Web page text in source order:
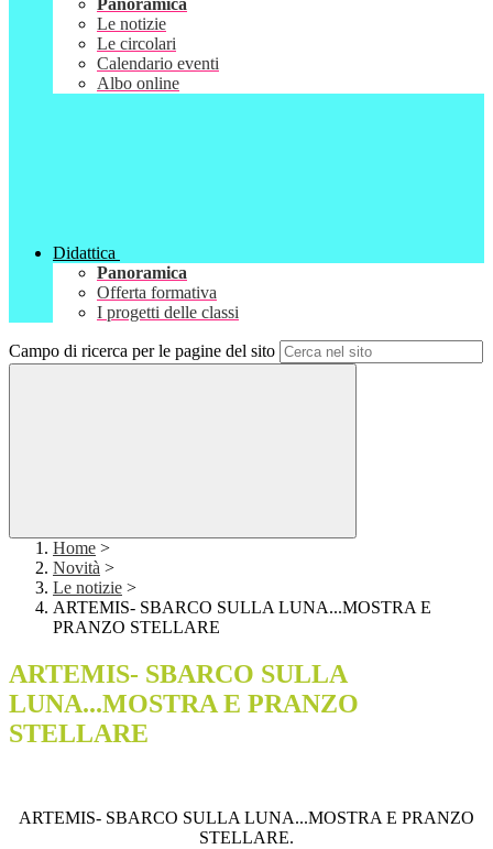
Panoramica
Le notizie
Le circolari
Calendario eventi
Albo online
Didattica
Panoramica
Offerta formativa
I progetti delle classi
Campo di ricerca per le pagine del sito
Home >
Novità >
Le notizie >
ARTEMIS- SBARCO SULLA LUNA...MOSTRA E
PRANZO STELLARE
ARTEMIS- SBARCO SULLA
LUNA...MOSTRA E PRANZO
STELLARE
ARTEMIS- SBARCO SULLA LUNA...MOSTRA E PRANZO
STELLARE.